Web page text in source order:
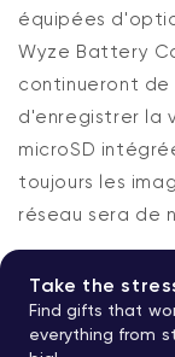
équipées
Wyze Battery
continueront
d'enregistrer la
microSD
toujours les
réseau sera de
Take the
Find gifts that
everything from